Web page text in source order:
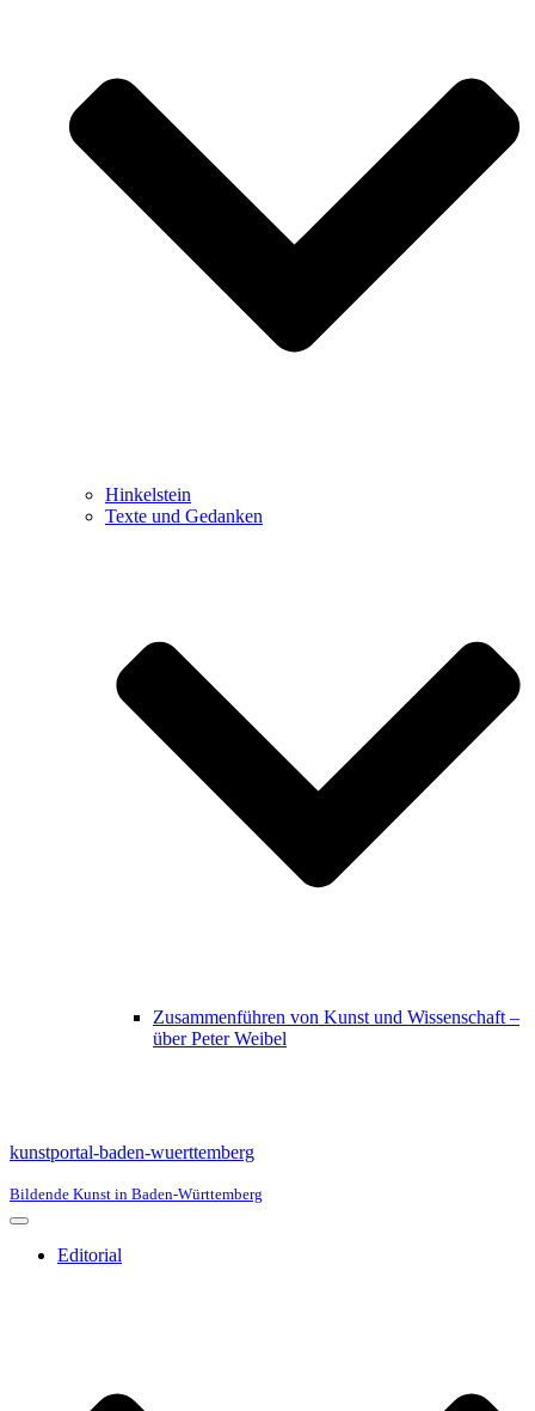
Hinkelstein
Texte und Gedanken
Zusammenführen von Kunst und Wissenschaft –
über Peter Weibel
kunstportal-baden-wuerttemberg
Bildende Kunst in Baden-Württemberg
Navigationsmenü
Editorial